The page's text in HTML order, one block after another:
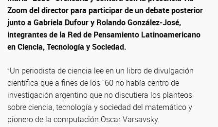
Zoom del director para participar de un debate posterior
junto a Gabriela Dufour y Rolando González-José,
integrantes de la Red de Pensamiento Latinoamericano
en Ciencia, Tecnología y Sociedad.
“Un periodista de ciencia lee en un libro de divulgación
científica que a fines de los ´60 no había centro de
investigación argentino que no discutiera los planteos
sobre ciencia, tecnología y sociedad del matemático y
pionero de la computación Oscar Varsavsky.